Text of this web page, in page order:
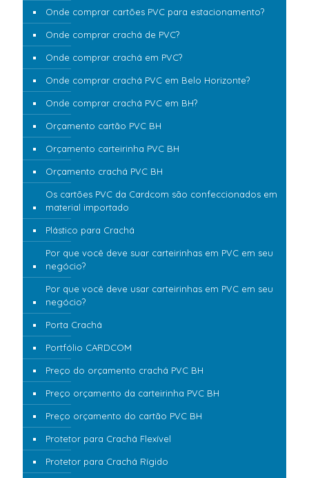
Onde comprar cartões PVC para estacionamento?
Onde comprar crachá de PVC?
Onde comprar crachá em PVC?
Onde comprar crachá PVC em Belo Horizonte?
Onde comprar crachá PVC em BH?
Orçamento cartão PVC BH
Orçamento carteirinha PVC BH
Orçamento crachá PVC BH
Os cartões PVC da Cardcom são confeccionados em
material importado
Plástico para Crachá
Por que você deve suar carteirinhas em PVC em seu
negócio?
Por que você deve usar carteirinhas em PVC em seu
negócio?
Porta Crachá
Portfólio CARDCOM
Preço do orçamento crachá PVC BH
Preço orçamento da carteirinha PVC BH
Preço orçamento do cartão PVC BH
Protetor para Crachá Flexível
Protetor para Crachá Rígido